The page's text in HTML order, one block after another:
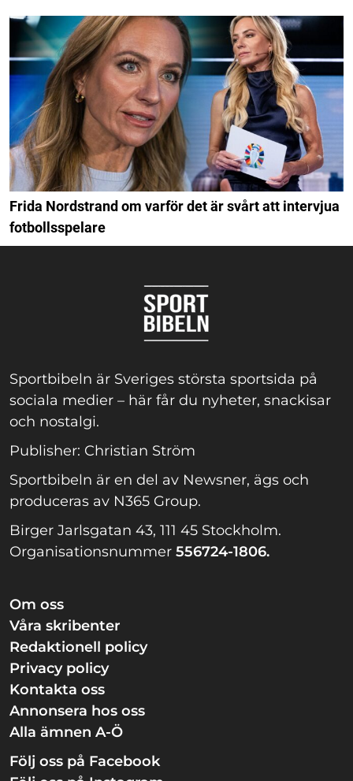
Frida Nordstrand om varför det är svårt att intervjua
fotbollsspelare
Sportbibeln är Sveriges största sportsida på
sociala medier – här får du nyheter, snackisar
och nostalgi.
Publisher: Christian Ström
Sportbibeln är en del av Newsner, ägs och
produceras av N365 Group.
Birger Jarlsgatan 43, 111 45 Stockholm.
Organisationsnummer 556724-1806.
Om oss
Våra skribenter
Redaktionell policy
Privacy policy
Kontakta oss
Annonsera hos oss
Alla ämnen A-Ö
Följ oss på Facebook